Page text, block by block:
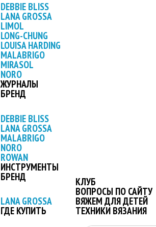
DEBBIE BLISS
LANA GROSSA
LIMOL
LONG-CHUNG
LOUISA HARDING
MALABRIGO
MIRASOL
NORO
ЖУРНАЛЫ
БРЕНД
DEBBIE BLISS
LANA GROSSA
MALABRIGO
NORO
ROWAN
ИНСТРУМЕНТЫ
БРЕНД
LANA GROSSA
ГДЕ КУПИТЬ
КЛУБ
ВОПРОСЫ ПО САЙТУ
ВЯЖЕМ ДЛЯ ДЕТЕЙ
ТЕХНИКИ ВЯЗАНИЯ